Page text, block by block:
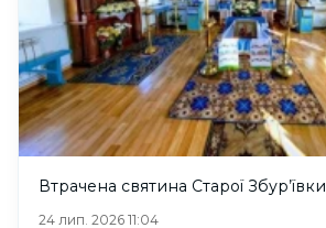
Втрачена святина Старої Збур’ївки
24 лип. 2026 11:04